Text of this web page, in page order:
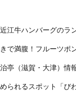
江牛ハンバーグのラ
で満腹！フルーツポ
亭（滋賀・大津）情
られるスポット「び